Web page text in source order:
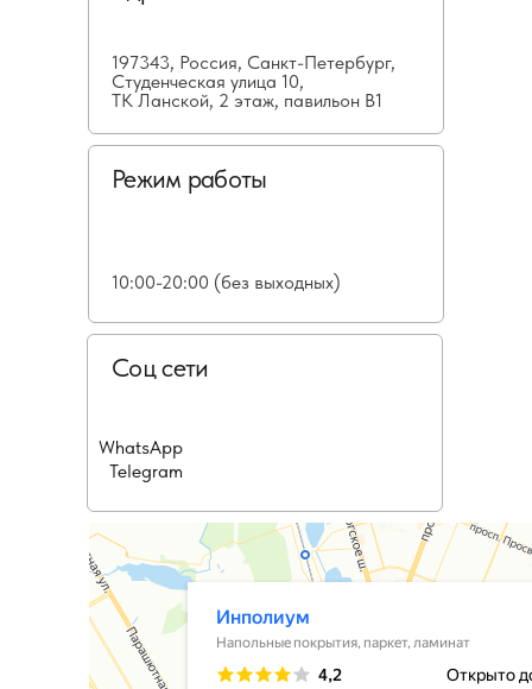
197343, Россия, Санкт-Петербург,
Студенческая улица 10,
ТК Ланской, 2 этаж, павильон В1
Режим работы
10:00-20:00 (без выходных)
Соц сети
WhatsApp
Telegram